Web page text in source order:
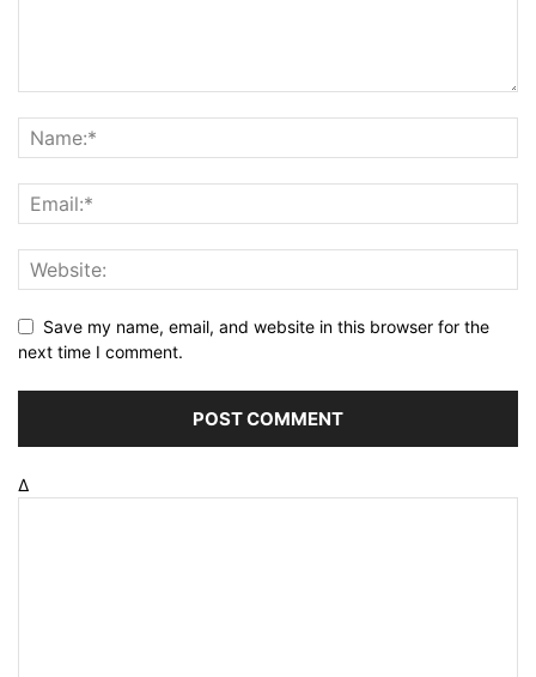
Save my name, email, and website in this browser for the
next time I comment.
Δ